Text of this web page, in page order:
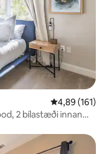
4,89 af 5 í
4,89 (161)
2 bílastæði innan